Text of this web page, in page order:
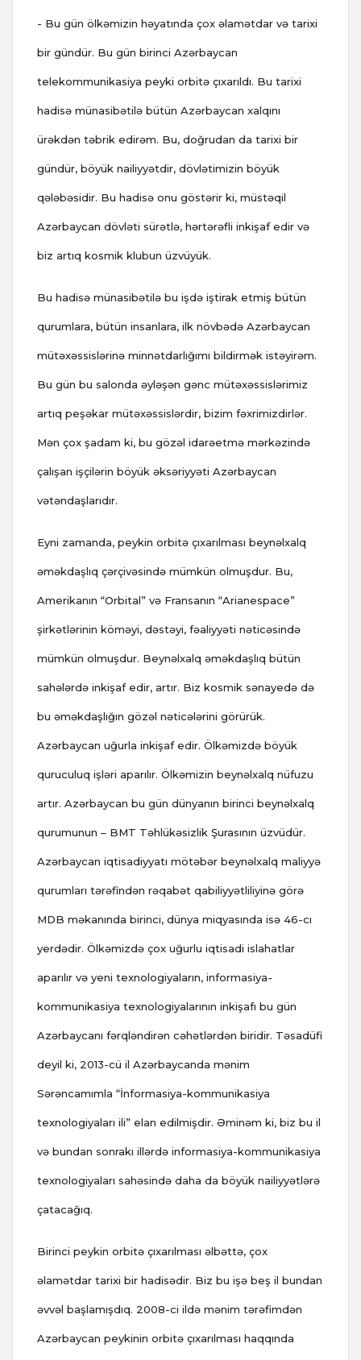
- Bu gün ölkəmizin həyatında çox əlamətdar və tarixi
bir gündür. Bu gün birinci Azərbaycan
telekommunikasiya peyki orbitə çıxarıldı. Bu tarixi
hadisə münasibətilə bütün Azərbaycan xalqını
ürəkdən təbrik edirəm. Bu, doğrudan da tarixi bir
gündür, böyük nailiyyətdir, dövlətimizin böyük
qələbəsidir. Bu hadisə onu göstərir ki, müstəqil
Azərbaycan dövləti sürətlə, hərtərəfli inkişaf edir və
biz artıq kosmik klubun üzvüyük.
Bu hadisə münasibətilə bu işdə iştirak etmiş bütün
qurumlara, bütün insanlara, ilk növbədə Azərbaycan
mütəxəssislərinə minnətdarlığımı bildirmək istəyirəm.
Bu gün bu salonda əyləşən gənc mütəxəssislərimiz
artıq peşəkar mütəxəssislərdir, bizim fəxrimizdirlər.
Mən çox şadam ki, bu gözəl idarəetmə mərkəzində
çalışan işçilərin böyük əksəriyyəti Azərbaycan
vətəndaşlarıdır.
Eyni zamanda, peykin orbitə çıxarılması beynəlxalq
əməkdaşlıq çərçivəsində mümkün olmuşdur. Bu,
Amerikanın “Orbital” və Fransanın “Arianespace”
şirkətlərinin köməyi, dəstəyi, fəaliyyəti nəticəsində
mümkün olmuşdur. Beynəlxalq əməkdaşlıq bütün
sahələrdə inkişaf edir, artır. Biz kosmik sənayedə də
bu əməkdaşlığın gözəl nəticələrini görürük.
Azərbaycan uğurla inkişaf edir. Ölkəmizdə böyük
quruculuq işləri aparılır. Ölkəmizin beynəlxalq nüfuzu
artır. Azərbaycan bu gün dünyanın birinci beynəlxalq
qurumunun – BMT Təhlükəsizlik Şurasının üzvüdür.
Azərbaycan iqtisadiyyatı mötəbər beynəlxalq maliyyə
qurumları tərəfindən rəqabət qabiliyyətliliyinə görə
MDB məkanında birinci, dünya miqyasında isə 46-cı
yerdədir. Ölkəmizdə çox uğurlu iqtisadi islahatlar
aparılır və yeni texnologiyaların, informasiya-
kommunikasiya texnologiyalarının inkişafı bu gün
Azərbaycanı fərqləndirən cəhətlərdən biridir. Təsadüfi
deyil ki, 2013-cü il Azərbaycanda mənim
Sərəncamımla “İnformasiya-kommunikasiya
texnologiyaları ili” elan edilmişdir. Əminəm ki, biz bu il
və bundan sonrakı illərdə informasiya-kommunikasiya
texnologiyaları sahəsində daha da böyük nailiyyətlərə
çatacağıq.
Birinci peykin orbitə çıxarılması əlbəttə, çox
əlamətdar tarixi bir hadisədir. Biz bu işə beş il bundan
əvvəl başlamışdıq. 2008-ci ildə mənim tərəfimdən
Azərbaycan peykinin orbitə çıxarılması haqqında